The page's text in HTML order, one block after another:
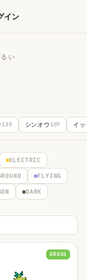
イン
い
135 シンオウ 107 イ
ELECTRIC
FLYING
DARK
GRASS